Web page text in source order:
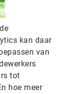
kan daar
van
tot
hoe meer